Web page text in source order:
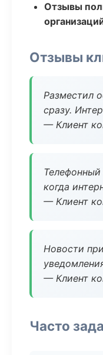
Отзывы
Отзывы
Разместил
сразу.
— Клиент
когда
— Клиент
Новости
— Клиент
Часто